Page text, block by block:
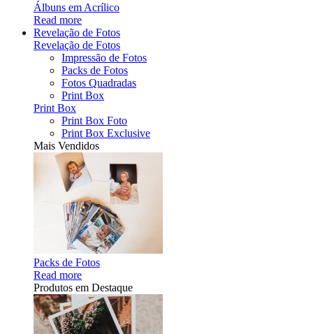
Álbuns em Acrílico
Read more
Revelação de Fotos
Revelação de Fotos
Impressão de Fotos
Packs de Fotos
Fotos Quadradas
Print Box
Print Box
Print Box Foto
Print Box Exclusive
Mais Vendidos
Packs de Fotos
Read more
Produtos em Destaque